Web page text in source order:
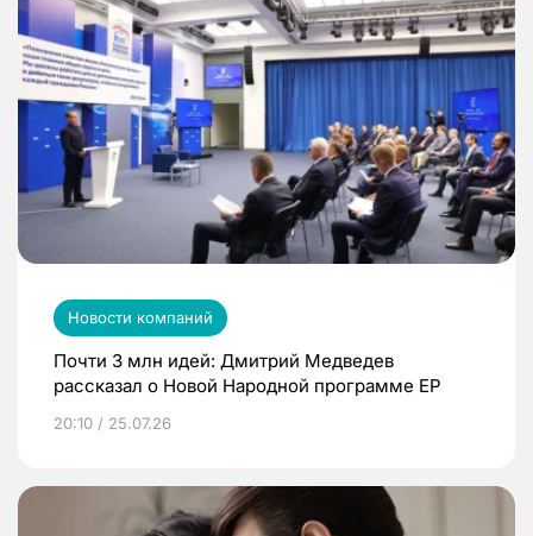
Новости компаний
Почти 3 млн идей: Дмитрий Медведев
рассказал о Новой Народной программе ЕР
20:10 / 25.07.26